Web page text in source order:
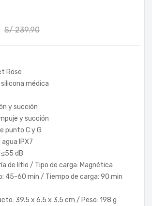
S/239.90
Rose
silicona médica
y succión
y succión
punto C y G
IPX7
≤55 dB
de litio / Tipo de carga: Magnética
45-60 min / Tiempo de carga: 90 min
39.5 x 6.5 x 3.5 cm / Peso: 198 g